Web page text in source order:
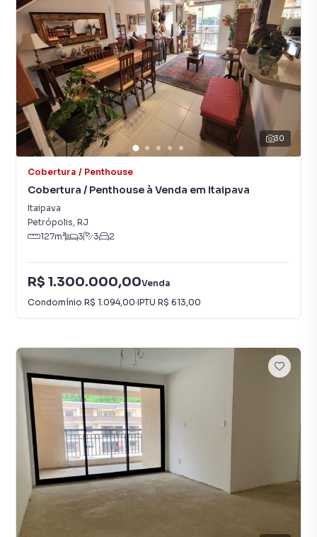
30
Cobertura / Penthouse
Cobertura / Penthouse à Venda em Itaipava
Itaipava
Petrópolis, RJ
127m² 3 3 2
R$ 1.300.000,00Venda
Condomínio R$ 1.094,00·IPTU R$ 613,00